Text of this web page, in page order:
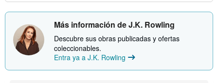
Más información de J.K. Rowling
Descubre sus obras publicadas y ofertas
coleccionables.
Entra ya a J.K. Rowling